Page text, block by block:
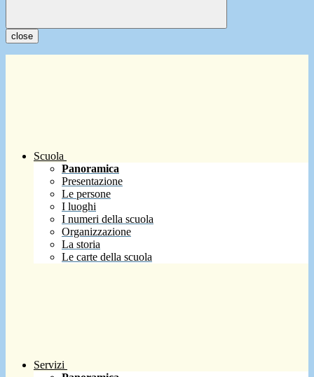
close
Scuola
Panoramica
Presentazione
Le persone
I luoghi
I numeri della scuola
Organizzazione
La storia
Le carte della scuola
Servizi